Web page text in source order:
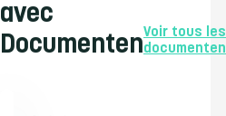
avec
DocumentenVoir tous les
documenten